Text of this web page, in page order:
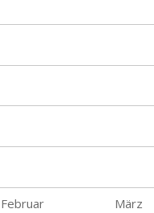
Februar
März